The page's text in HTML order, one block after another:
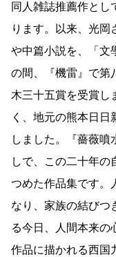
同人雑誌推薦作とし
ります。以来、光岡
や中篇小説を、「文
の間、『機雷』で第
木三十五賞を受賞し
く、地元の熊本日
しました。『薔薇噴
しで、この二十年の
つめた作品集です。
なり、家族の結びつ
る今日、人間本来の
作品に描かれる西国